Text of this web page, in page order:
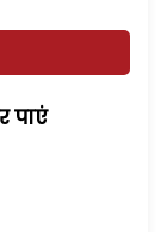
पाएं